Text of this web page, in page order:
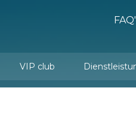
VIP club